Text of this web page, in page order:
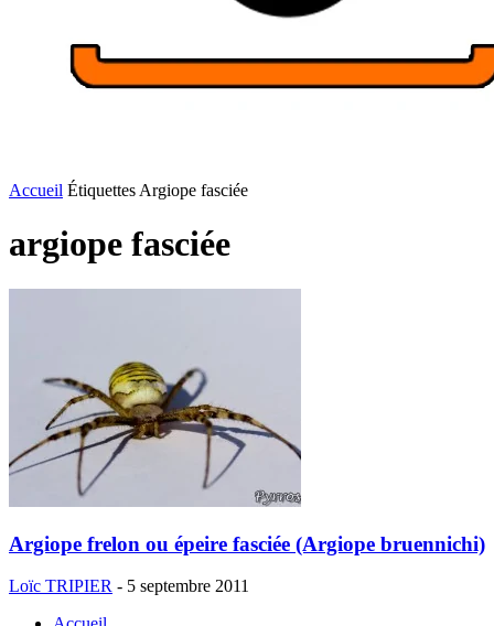
Accueil Étiquettes Argiope fasciée
argiope fasciée
Argiope frelon ou épeire fasciée (Argiope bruennichi)
Loïc TRIPIER - 5 septembre 2011